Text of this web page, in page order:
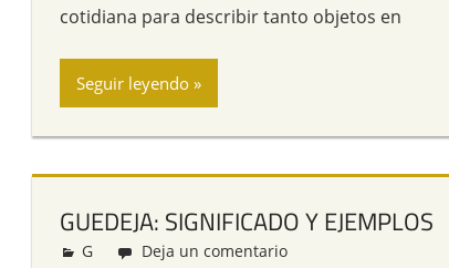
cotidiana para describir tanto objetos en
Seguir leyendo
GUEDEJA: SIGNIFICADO Y EJEMPLOS
Redacción
G Deja un comentario